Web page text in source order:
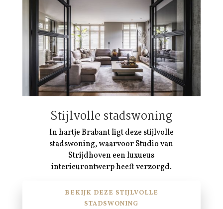
Stijlvolle stadswoning
In hartje Brabant ligt deze stijlvolle
stadswoning, waarvoor Studio van
Strijdhoven een luxueus
interieurontwerp heeft verzorgd.
BEKIJK DEZE STIJLVOLLE
STADSWONING